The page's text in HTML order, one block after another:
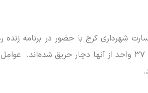
شهرداری کرج با حضور در برنامه زنده
واحد‌های آسیب‌دیده اظهار داشت: تا کنون خسارت ۱۳۷ واحد ارزیابی شده که